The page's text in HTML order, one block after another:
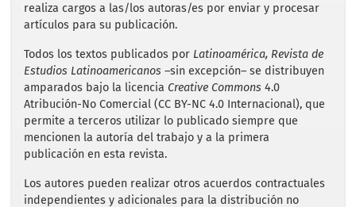
realiza cargos a las/los autoras/es por enviar y procesar
artículos para su publicación.
Todos los textos publicados por Latinoamérica, Revista de
Estudios Latinoamericanos –sin excepción– se distribuyen
amparados bajo la licencia Creative Commons 4.0
Atribución-No Comercial (CC BY-NC 4.0 Internacional), que
permite a terceros utilizar lo publicado siempre que
mencionen la autoría del trabajo y a la primera
publicación en esta revista.
Los autores pueden realizar otros acuerdos contractuales
independientes y adicionales para la distribución no